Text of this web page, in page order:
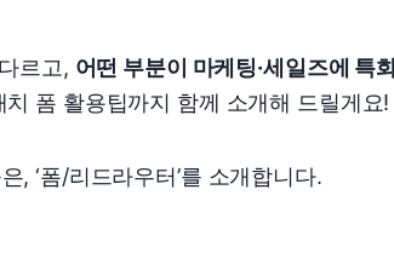
르고, 어떤 부분이 마케팅·세일즈에 특
폼 활용팁까지 함께 소개해 드릴게요!
, ‘폼/리드라우터’를 소개합니다.